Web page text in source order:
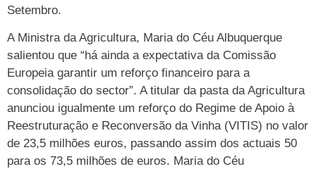
Setembro.
A Ministra da Agricultura, Maria do Céu Albuquerque
salientou que “há ainda a expectativa da Comissão
Europeia garantir um reforço financeiro para a
consolidação do sector”. A titular da pasta da Agricultura
anunciou igualmente um reforço do Regime de Apoio à
Reestruturação e Reconversão da Vinha (VITIS) no valor
de 23,5 milhões euros, passando assim dos actuais 50
para os 73,5 milhões de euros. Maria do Céu